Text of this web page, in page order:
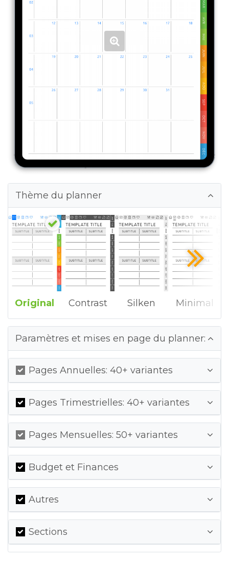
Thème du planner
Original Contrast Silken Minimal
Paramètres et mises en page du planner:
Pages Annuelles: 40+ variantes
Pages Trimestrielles: 40+ variantes
Pages Mensuelles: 50+ variantes
Budget et Finances
Autres
Sections